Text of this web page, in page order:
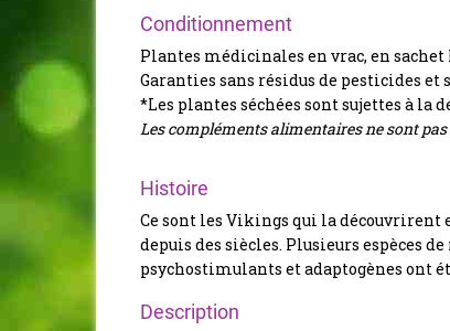
Conditionnement
Plantes médicinales en vrac, en
Garanties sans résidus de pesticides et
*Les plantes séchées sont sujettes à la
Les compléments alimentaires ne sont
Histoire
Ce sont les Vikings qui la découvrirent
depuis des siècles. Plusieurs espèces
psychostimulants et adaptogènes ont
Description